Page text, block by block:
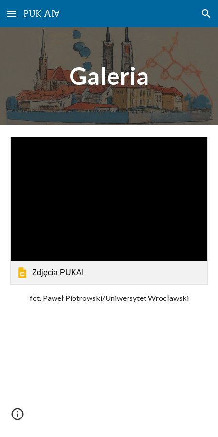
Skip to main content Skip to navigation
PUK AI∀
Galeria
Zdjęcia PUKAI
fot. Paweł Piotrowski/Uniwersytet Wrocławski